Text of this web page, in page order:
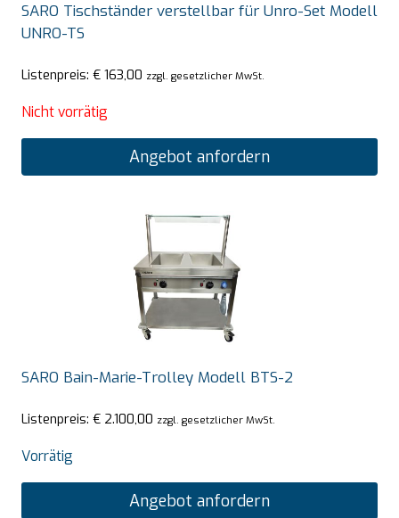
SARO Tischständer verstellbar für Unro-Set Modell
UNRO-TS
Listenpreis: € 163,00 zzgl. gesetzlicher MwSt.
Nicht vorrätig
Angebot anfordern
SARO Bain-Marie-Trolley Modell BTS-2
Listenpreis: € 2.100,00 zzgl. gesetzlicher MwSt.
Vorrätig
Angebot anfordern